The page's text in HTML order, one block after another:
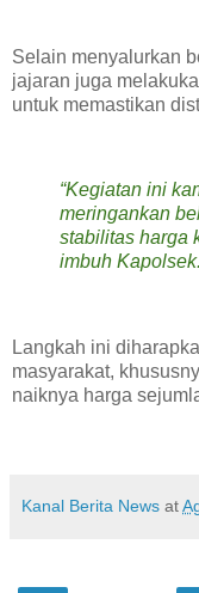
Selain menyalurkan
jajaran juga
untuk memastikan
“Kegiatan ini
meringankan
stabilitas harga
imbuh Kapolsek.
Langkah ini
masyarakat,
naiknya harga
Kanal Berita News at